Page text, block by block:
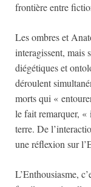
frontière entre
Les ombres et
interagissent, mais
diégétiques et
déroulent
morts qui «
le fait remarquer,
terre. De
une réflexion sur
L’Enthousiasme,